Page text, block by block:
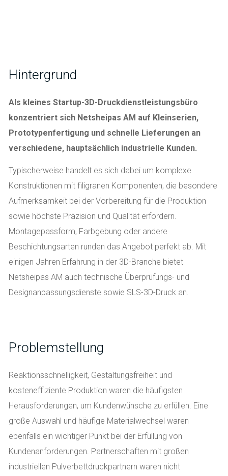
Hintergrund
Als kleines Startup-3D-Druckdienstleistungsbüro
konzentriert sich Netsheipas AM auf Kleinserien,
Prototypenfertigung und schnelle Lieferungen an
verschiedene, hauptsächlich industrielle Kunden.
Typischerweise handelt es sich dabei um komplexe
Konstruktionen mit filigranen Komponenten, die besondere
Aufmerksamkeit bei der Vorbereitung für die Produktion
sowie höchste Präzision und Qualität erfordern.
Montagepassform, Farbgebung oder andere
Beschichtungsarten runden das Angebot perfekt ab. Mit
einigen Jahren Erfahrung in der 3D-Branche bietet
Netsheipas AM auch technische Überprüfungs- und
Designanpassungsdienste sowie SLS-3D-Druck an.
Problemstellung
Reaktionsschnelligkeit, Gestaltungsfreiheit und
kosteneffiziente Produktion waren die häufigsten
Herausforderungen, um Kundenwünsche zu erfüllen. Eine
große Auswahl und häufige Materialwechsel waren
ebenfalls ein wichtiger Punkt bei der Erfüllung von
Kundenanforderungen. Partnerschaften mit großen
industriellen Pulverbettdruckpartnern waren nicht